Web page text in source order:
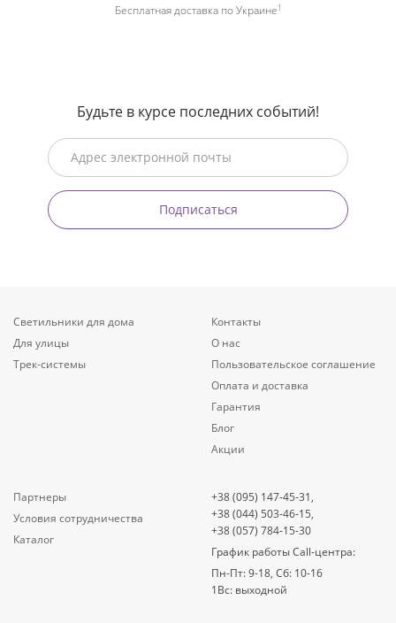
Бесплатная доставка по Украине1
Будьте в курсе последних событий!
Подписаться
Светильники для дома
Для улицы
Трек-системы
Контакты
О нас
Пользовательское соглашение
Оплата и доставка
Гарантия
Блог
Акции
Партнеры
Условия сотрудничества
Каталог
+38 (095) 147-45-31,
+38 (044) 503-46-15,
+38 (057) 784-15-30
График работы Call-центра:
Пн-Пт: 9-18, Сб: 10-16
1Вс: выходной